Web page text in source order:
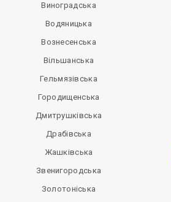
Виноградська
Водяницька
Вознесенська
Вільшанська
Гельмязівська
Городищенська
Дмитрушківська
Драбівська
Жашківська
Звенигородська
Золотоніська